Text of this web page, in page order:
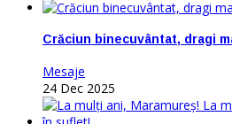
Crăciun binecuvântat, dragi
Mesaje
24 Dec 2025